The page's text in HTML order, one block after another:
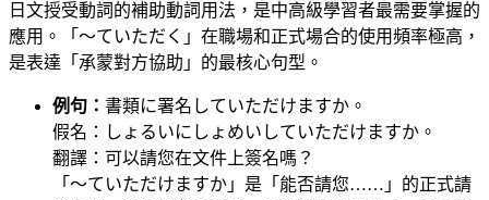
日文授受動詞的補助動詞用法，是中高級學習者最需要掌握的
應用。「～ていただく」在職場和正式場合的使用頻率極高，
是表達「承蒙對方協助」的最核心句型。
例句： 書類に署名していただけますか。
假名：しょるいにしょめいしていただけますか。
翻譯：可以請您在文件上簽名嗎？
「～ていただけますか」是「能否請您……」的正式請